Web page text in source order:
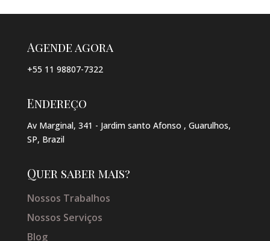
Agende agora
+55 11 98807-7322
Endereço
Av Marginal, 341 - Jardim santo Afonso , Guarulhos,
SP, Brazil
Quer saber mais?
Nossos Trabalhos
Nossos Serviços
Blog